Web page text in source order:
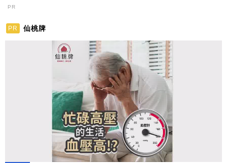
PR
PR 仙桃牌